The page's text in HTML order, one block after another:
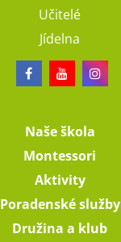
Učitelé
Jídelna
Naše škola
Montessori
Aktivity
Poradenské služby
Družina a klub